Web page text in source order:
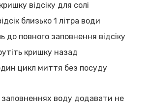
відсіку для солі
близько 1 літра води
до повного заповнення відсіку
кришку назад
цикл миття без посуду
воду додавати не